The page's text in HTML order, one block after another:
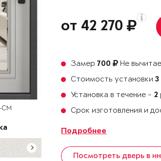
СМ
от 42 270
Замер700
Не
Стоимость установки
Установка в течение - 2
Срок изготовления и
Подробнее
Посмотреть дверь в